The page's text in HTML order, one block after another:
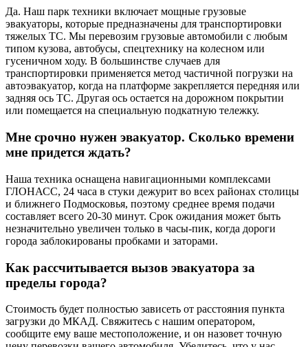
Да. Наш парк техники включает мощные грузовые
эвакуаторы, которые предназначены для транспортировки
тяжелых ТС. Мы перевозим грузовые автомобили с любым
типом кузова, автобусы, спецтехнику на колесном или
гусеничном ходу. В большинстве случаев для
транспортировки применяется метод частичной погрузки на
автоэвакуатор, когда на платформе закрепляется передняя или
задняя ось ТС. Другая ось остается на дорожном покрытии
или помещается на специальную подкатную тележку.
Мне срочно нужен эвакуатор. Сколько времени
мне придется ждать?
Наша техника оснащена навигационными комплексами
ГЛОНАСС, 24 часа в стуки дежурит во всех районах столицы
и ближнего Подмосковья, поэтому среднее время подачи
составляет всего 20-30 минут. Срок ожидания может быть
незначительно увеличен только в часы-пик, когда дороги
города заблокированы пробками и заторами.
Как рассчитывается вызов эвакуатора за
пределы города?
Стоимость будет полностью зависеть от расстояния пункта
загрузки до МКАД. Свяжитесь с нашим оператором,
сообщите ему ваше местоположение, и он назовет точную